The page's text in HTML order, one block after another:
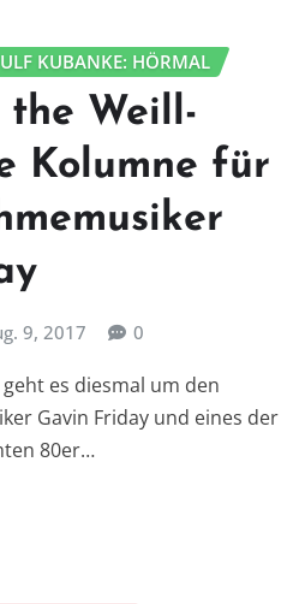
ULF KUBANKE: HÖRMAL
the Weill-
Kolumne für
9, 2017 0
es diesmal um den
Gavin Friday und eines der
80er…